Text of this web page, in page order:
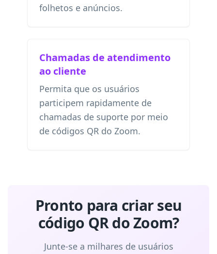
folhetos e anúncios.
Chamadas de atendimento
ao cliente
Permita que os usuários
participem rapidamente de
chamadas de suporte por meio
de códigos QR do Zoom.
Pronto para criar seu
código QR do Zoom?
Junte-se a milhares de usuários